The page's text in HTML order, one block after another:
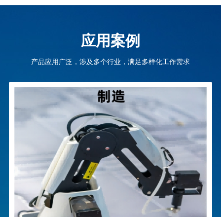
应用案例
产品应用广泛，涉及多个行业，满足多样化工作需求